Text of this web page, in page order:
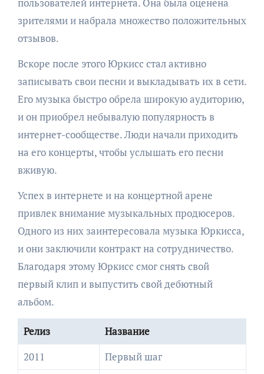
зрителями и набрала множество положительных
отзывов.
Вскоре после этого Юркисс стал активно
записывать свои песни и выкладывать их в сети.
Его музыка быстро обрела широкую аудиторию,
и он приобрел небывалую популярность в
интернет-сообществе. Люди начали приходить
на его концерты, чтобы услышать его песни
вживую.
Успех в интернете и на концертной арене
привлек внимание музыкальных продюсеров.
Одного из них заинтересовала музыка Юркисса,
и они заключили контракт на сотрудничество.
Благодаря этому Юркисс смог снять свой
первый клип и выпустить свой дебютный
альбом.
Релиз
Название
2011
Первый шаг